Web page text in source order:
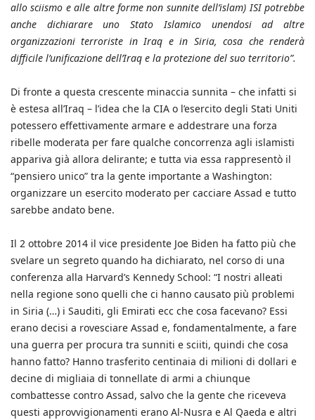
allo sciismo e alle altre forme non sunnite dell’islam) ISI potrebbe
anche dichiarare uno Stato Islamico unendosi ad altre
organizzazioni terroriste in Iraq e in Siria, cosa che renderà
difficile l’unificazione dell’Iraq e la protezione del suo territorio”.
Di fronte a questa crescente minaccia sunnita – che infatti si
è estesa all’Iraq – l’idea che la CIA o l’esercito degli Stati Uniti
potessero effettivamente armare e addestrare una forza
ribelle moderata per fare qualche concorrenza agli islamisti
appariva già allora delirante; e tutta via essa rappresentò il
“pensiero unico” tra la gente importante a Washington:
organizzare un esercito moderato per cacciare Assad e tutto
sarebbe andato bene.
Il 2 ottobre 2014 il vice presidente Joe Biden ha fatto più che
svelare un segreto quando ha dichiarato, nel corso di una
conferenza alla Harvard’s Kennedy School: “I nostri alleati
nella regione sono quelli che ci hanno causato più problemi
in Siria (…) i Sauditi, gli Emirati ecc che cosa facevano? Essi
erano decisi a rovesciare Assad e, fondamentalmente, a fare
una guerra per procura tra sunniti e sciiti, quindi che cosa
hanno fatto? Hanno trasferito centinaia di milioni di dollari e
decine di migliaia di tonnellate di armi a chiunque
combattesse contro Assad, salvo che la gente che riceveva
questi approvvigionamenti erano Al-Nusra e Al Qaeda e altri